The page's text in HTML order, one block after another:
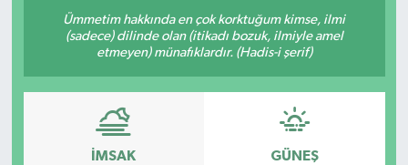
Ümmetim hakkında en çok korktuğum kimse, ilmi
(sadece) dilinde olan (itikadı bozuk, ilmiyle amel
etmeyen) münafıklardır. (Hadis-i şerif)
İMSAK GÜNEŞ
Yazarlar